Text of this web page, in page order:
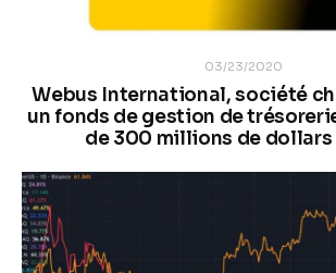
03/23/2020
Webus International, société
un fonds de gestion de
de 300 millions de dollars